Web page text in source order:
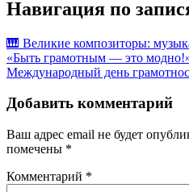
Навигация по
🎹 Великие композиторы:
«Быть грамотным — это
Международный день
Добавить комментарий
Ваш адрес email не будет
помечены *
Комментарий *